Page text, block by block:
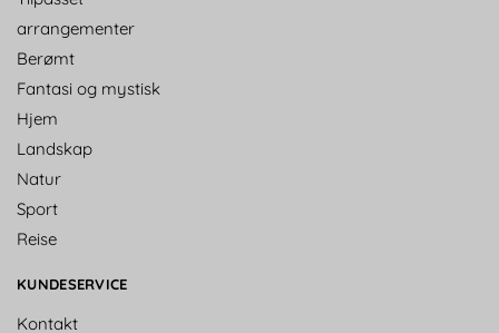
arrangementer
Berømt
Fantasi og mystisk
Hjem
Landskap
Natur
Sport
Reise
KUNDESERVICE
Kontakt